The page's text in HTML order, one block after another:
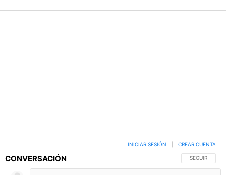
CONVERSACIÓN SIGA ESTA
SEGUIR
INICIAR SESIÓN CREAR CUENTA